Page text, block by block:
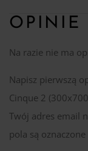
OPINIE
Na razie nie ma
Napisz pierwszą
Cinque 2
Twój adres email
pola są oznaczone